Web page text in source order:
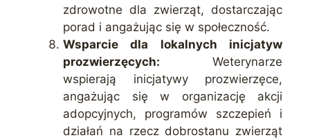
zdrowotne dla zwierząt, dostarczając
porad i angażując się w społeczność.
Wsparcie dla lokalnych inicjatyw
prozwierzęcych: Weterynarze
wspierają inicjatywy prozwierzęce,
angażując się w organizację akcji
adopcyjnych, programów szczepień i
działań na rzecz dobrostanu zwierząt